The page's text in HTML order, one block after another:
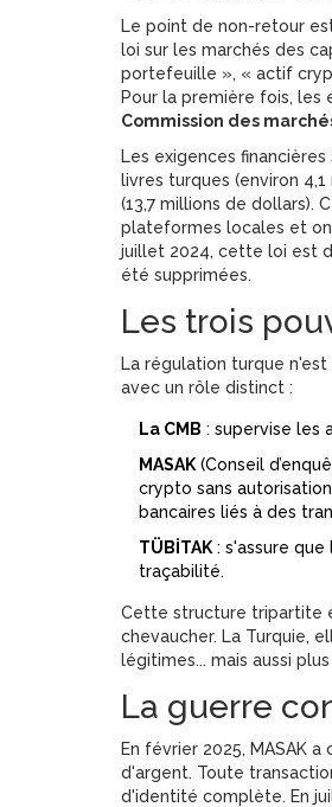
Le point de non-retour
loi sur les marchés des
portefeuille », « actif
Pour la première fois,
Commission des
Les exigences
livres turques (environ
(13,7 millions de dollars).
plateformes locales et
juillet 2024, cette loi est
été supprimées.
Les trois
La régulation turque
avec un rôle distinct :
La CMB : supervise les
MASAK (Conseil
crypto sans
bancaires liés à des
TÜBİTAK : s'assure
traçabilité.
Cette structure tripartite
chevaucher. La Turquie,
légitimes... mais aussi
La guerre
En février 2025, MASAK
d'argent. Toute
d'identité complète. En